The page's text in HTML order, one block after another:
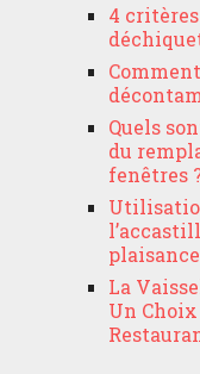
4
Quels
du
fenêtres
plaisance
La
Un